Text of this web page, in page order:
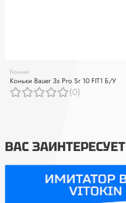
Коньки
Коньки Bauer 3s Pro Sr 10 FIT1 Б/У
(0)
ВАС ЗАИНТЕРЕСУЕТ